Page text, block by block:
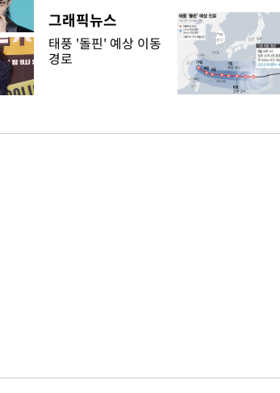
그래픽뉴스
태풍 '돌핀' 예상 이동
경로